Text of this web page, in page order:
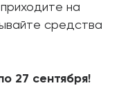
на
средства
27 сентября!